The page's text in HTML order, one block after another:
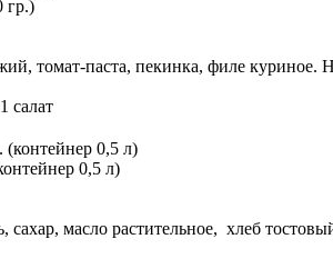
гр.)
томат-паста, пекинка, филе куриное.
салат
0,5 л)
сахар, масло растительное, хлеб